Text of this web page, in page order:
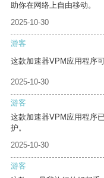
助你在网络上自由移动。
2025-10-30
游客
这款加速器VPM应用程序
2025-10-30
游客
这款加速器VPM应用程序
护。
2025-10-30
游客